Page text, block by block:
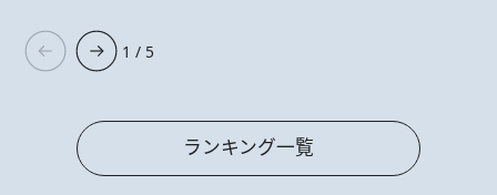
1 / 5
ランキング一覧